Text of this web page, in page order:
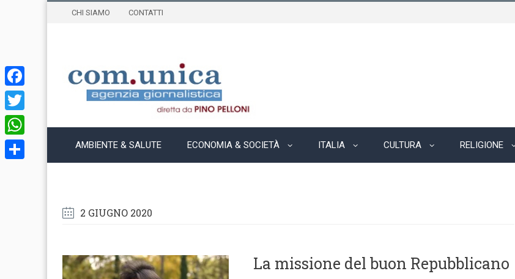
CHI SIAMO CONTATTI
AMBIENTE & SALUTE ECONOMIA & SOCIETÀ ITALIA CULTURA RELIGIONE
2 GIUGNO 2020
La missione del buon Repubblicano
Facebook
Twitter
WhatsApp